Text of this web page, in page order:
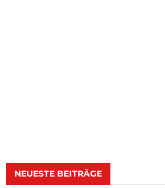
NEUESTE BEITRÄGE